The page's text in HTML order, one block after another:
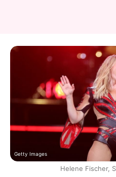
Getty Images
Helene Fischer,